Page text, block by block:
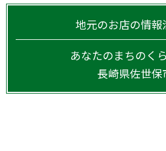
地元のお店の情報
あなたのまちのく
長崎県佐世保